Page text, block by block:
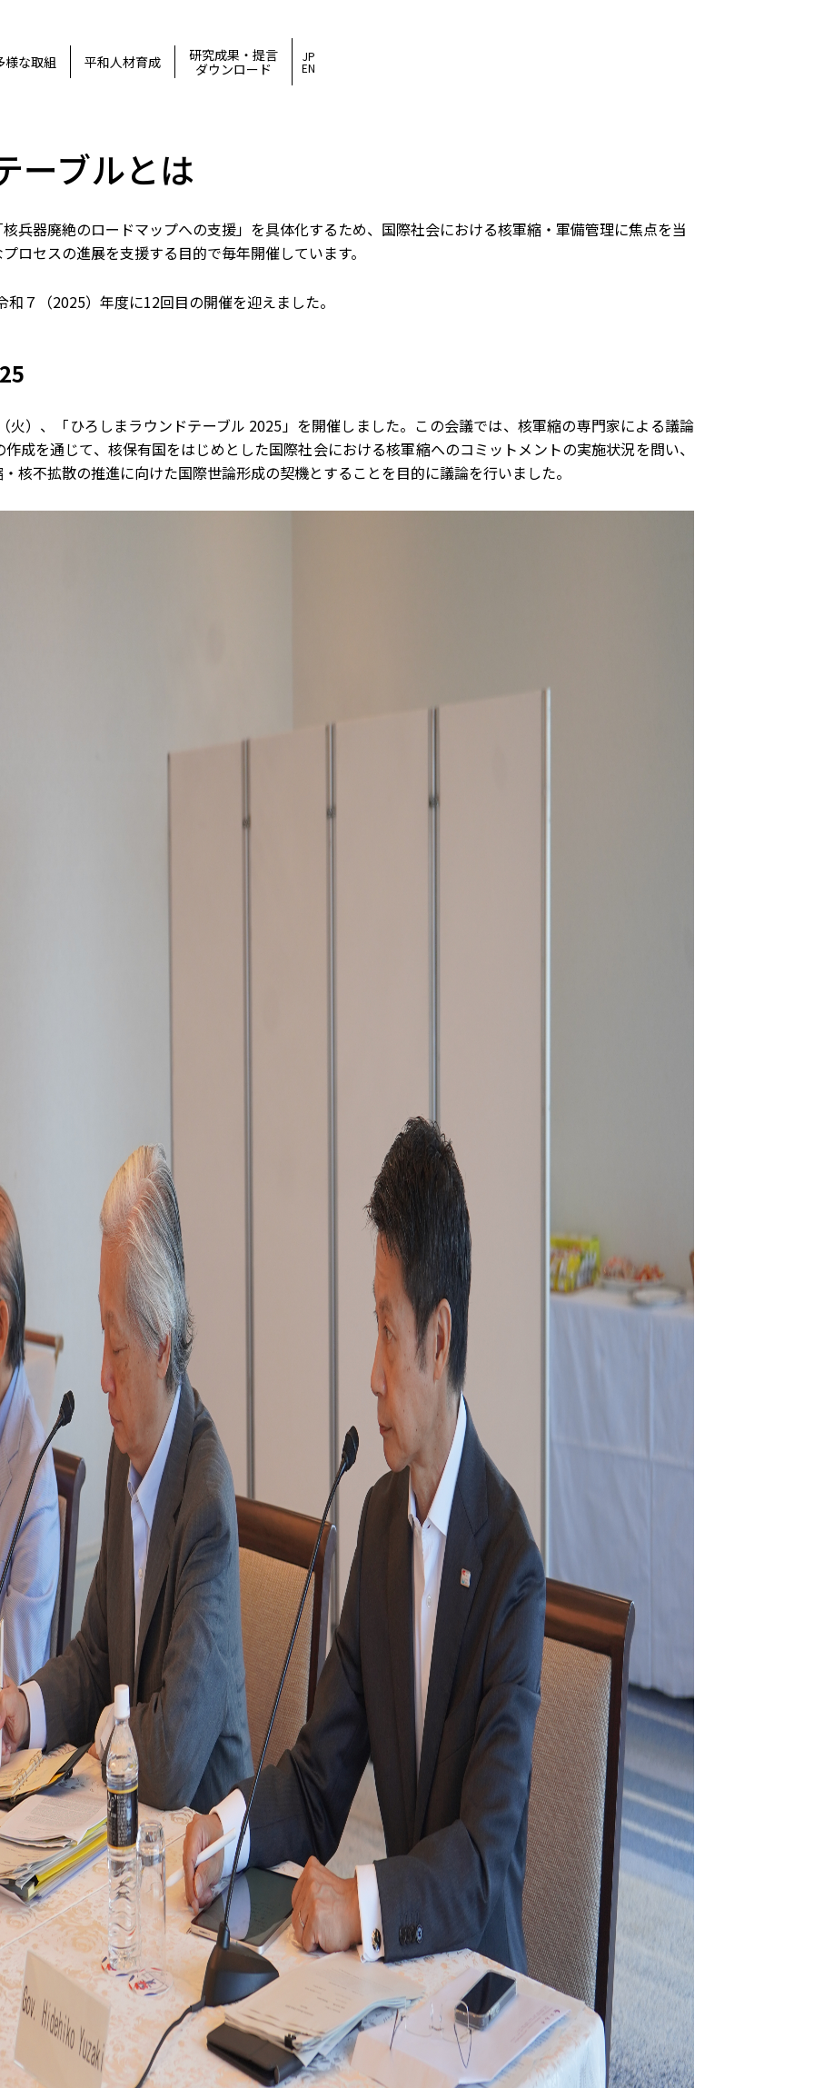
様な取組 平和人材育成
研究成果・提言
ダウンロード
JP
EN
ーブルとは
兵器廃絶のロードマップへの支援」を具体化するため、国際社会における核軍縮・軍備管理に焦点を当
ロセスの進展を支援する目的で毎年開催しています。
７（2025）年度に12回目の開催を迎えました。
）、「ひろしまラウンドテーブル 2025」を開催しました。この会議では、核軍縮の専門家による議論
成を通じて、核保有国をはじめとした国際社会における核軍縮へのコミットメントの実施状況を問い、
核不拡散の推進に向けた国際世論形成の契機とすることを目的に議論を行いました。